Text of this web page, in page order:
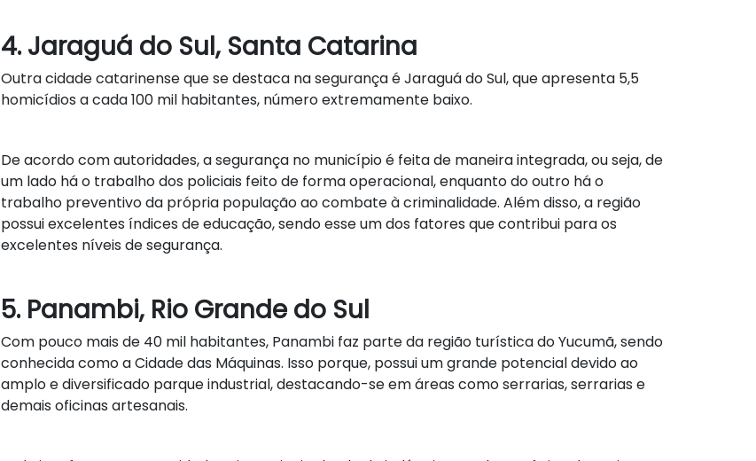
4. Jaraguá do Sul, Santa Catarina
Outra cidade catarinense que se destaca na segurança é Jaraguá do Sul, que apresenta 5,5
homicídios a cada 100 mil habitantes, número extremamente baixo.
De acordo com autoridades, a segurança no município é feita de maneira integrada, ou seja, de
um lado há o trabalho dos policiais feito de forma operacional, enquanto do outro há o
trabalho preventivo da própria população ao combate à criminalidade. Além disso, a região
possui excelentes índices de educação, sendo esse um dos fatores que contribui para os
excelentes níveis de segurança.
5. Panambi, Rio Grande do Sul
Com pouco mais de 40 mil habitantes, Panambi faz parte da região turística do Yucumã, sendo
conhecida como a Cidade das Máquinas. Isso porque, possui um grande potencial devido ao
amplo e diversificado parque industrial, destacando-se em áreas como serrarias, serrarias e
demais oficinas artesanais.